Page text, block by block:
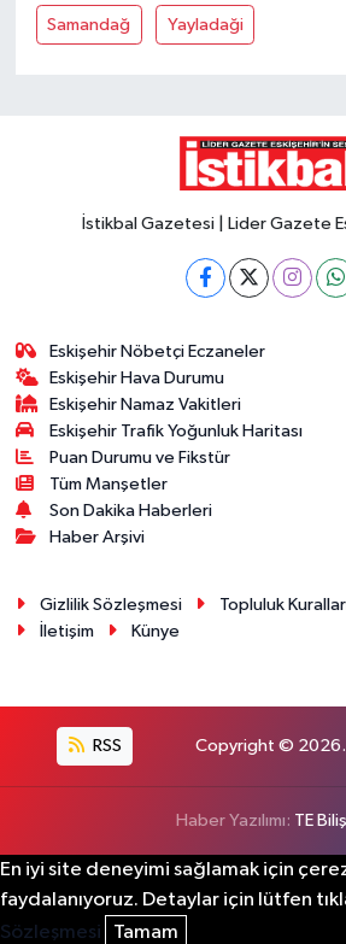
Samandağ Yayladaği
İstikbal Gazetesi | Lider Gazete
Eskişehir Nöbetçi Eczaneler
Eskişehir Hava Durumu
Eskişehir Namaz Vakitleri
Eskişehir Trafik Yoğunluk Haritası
Puan Durumu ve Fikstür
Tüm Manşetler
Son Dakika Haberleri
Haber Arşivi
Gizlilik Sözleşmesi Topluluk
İletişim
Künye
RSS Copyright © 2026.
Haber Yazılımı: TE
En iyi site deneyimi sağlamak için
faydalanıyoruz. Detaylar için lütfen
Sözleşmesi
Tamam